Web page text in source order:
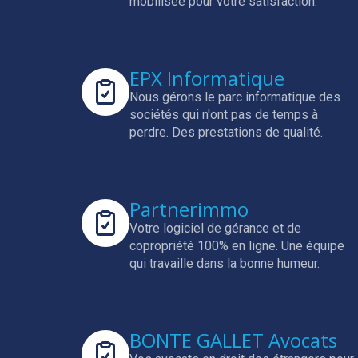
EPX Informatique
Nous gérons le parc informatique des
sociétés qui n'ont pas de temps à
perdre. Des prestations de qualité.
Partnerimmo
Votre logiciel de gérance et de
copropriété 100% en ligne. Une équipe
qui travaille dans la bonne humeur.
BONTE GALLET Avocats